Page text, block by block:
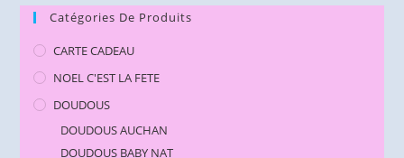
Catégories De Produits
CARTE CADEAU
NOEL C'EST LA FETE
DOUDOUS
DOUDOUS AUCHAN
DOUDOUS BABY NAT